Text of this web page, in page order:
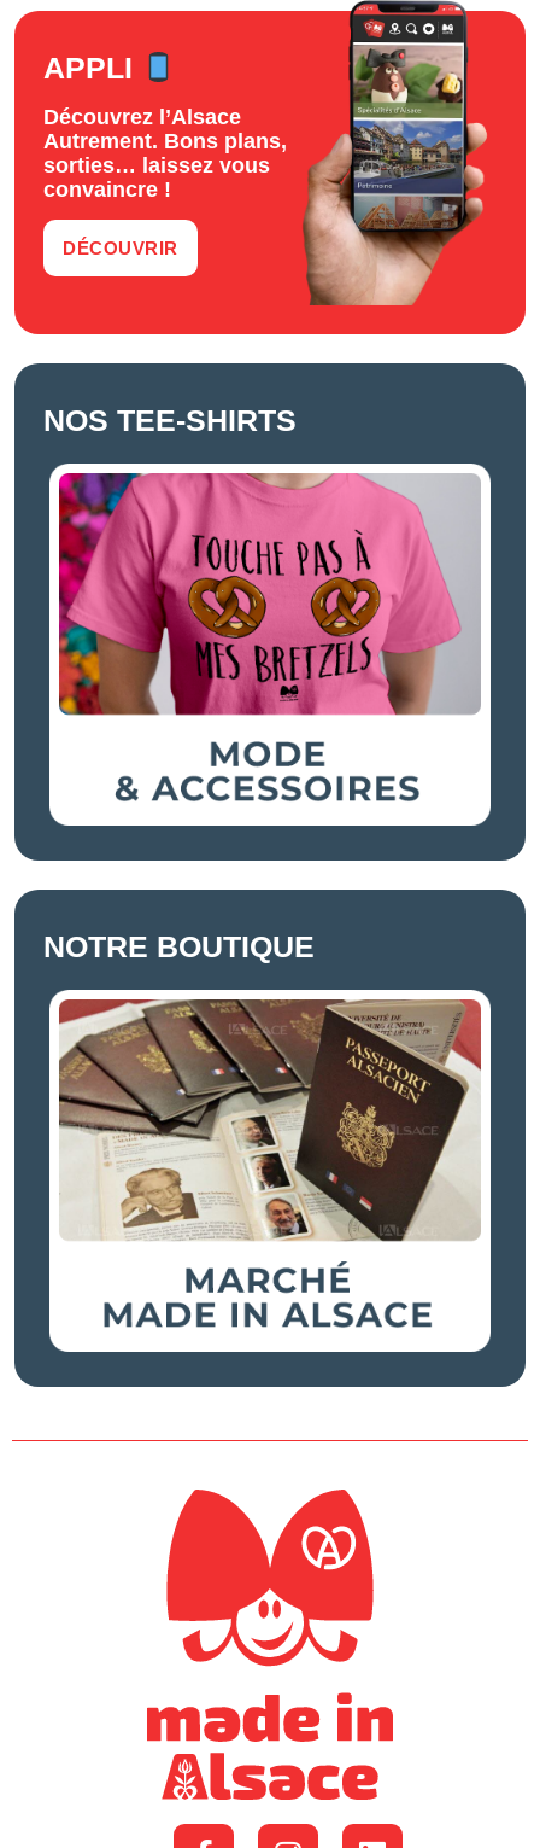
APPLI
Découvrez l’Alsace
Autrement. Bons plans,
sorties… laissez vous
convaincre !
DÉCOUVRIR
NOS TEE-SHIRTS
NOTRE BOUTIQUE